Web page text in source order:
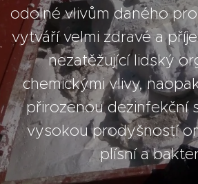
odolné vlivům daného
vytváří velmi zdravé a
nezatěžující lidský
chemickými vlivy,
přirozenou dezinfekční
vysokou prodyšností
plísní a